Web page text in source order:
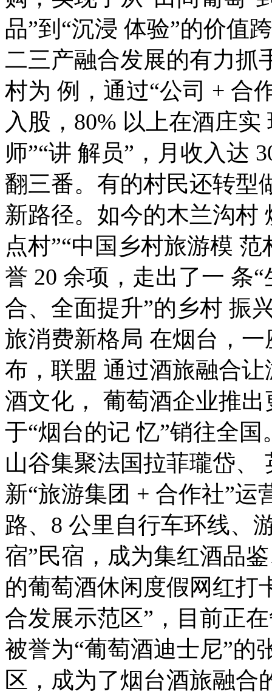
品”到“沉浸 体验”的价值
二三产融合发展的有力抓
村为 例，通过“公司 + 合
入股，80% 以上在酒庄
师”“讲 解员”，月收入达
翻三番。有的村民还转型
新路径。如今的木兰沟村
点村”“中国乡村旅游模
誉 20 余项，走出了一 条
合、全面提升”的乡村 振
旅消费新格局 在烟台，
布，联盟 通过酒旅融合
酒文化， 葡萄酒企业推
于“烟台的记 忆”销往全
山谷集聚法国拉菲瓏岱、
新“旅游集团 + 合作社”运
路、8 公里自行车环线、
宿”民宿，成为集红酒品
的葡萄酒休闲度假网红打
合发展示范区”，目前正
被誉为“葡萄酒迪士尼”的
区，成为了烟台酒旅融合